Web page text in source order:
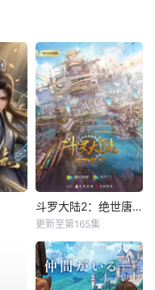
斗罗大陆2：绝世唐门
更新至第165集